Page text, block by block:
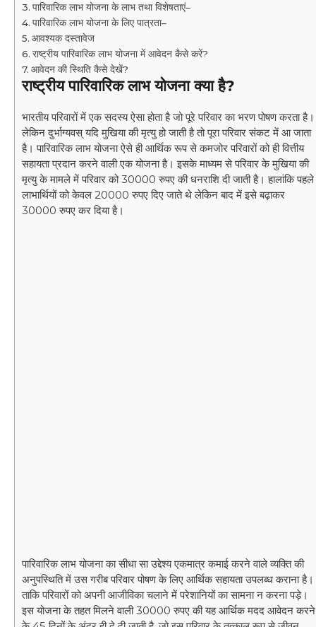
पारिवारिक लाभ योजना के लाभ तथा विशेषताएं–
पारिवारिक लाभ योजना के लिए पात्रता–
आवश्यक दस्तावेज
राष्ट्रीय पारिवारिक लाभ योजना में आवेदन कैसे करें?
आवेदन की स्थिति कैसे देखें?
राष्ट्रीय पारिवारिक लाभ योजना क्या है?
भारतीय परिवारों में एक सदस्य ऐसा होता है जो पूरे परिवार का भरण पोषण करता है।
लेकिन दुर्भाग्यवस् यदि मुखिया की मृत्यु हो जाती है तो पूरा परिवार संकट में आ जाता
है। पारिवारिक लाभ योजना ऐसे ही आर्थिक रूप से कमजोर परिवारों को ही वित्तीय
सहायता प्रदान करने वाली एक योजना है। इसके माध्यम से परिवार के मुखिया की
मृत्यु के मामले में परिवार को 30000 रुपए की धनराशि दी जाती है। हालांकि पहले
लाभार्थियों को केवल 20000 रुपए दिए जाते थे लेकिन बाद में इसे बढ़ाकर
30000 रुपए कर दिया है।
पारिवारिक लाभ योजना का सीधा सा उद्देश्य एकमात्र कमाई करने वाले व्यक्ति की
अनुपस्थिति में उस गरीब परिवार पोषण के लिए आर्थिक सहायता उपलब्ध कराना है।
ताकि परिवारों को अपनी आजीविका चलाने में परेशानियों का सामना न करना पड़े।
इस योजना के तहत मिलने वाली 30000 रुपए की यह आर्थिक मदद आवेदन करने